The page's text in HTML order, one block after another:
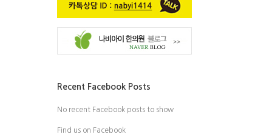
Recent Facebook Posts
No recent Facebook posts to show
Find us on Facebook